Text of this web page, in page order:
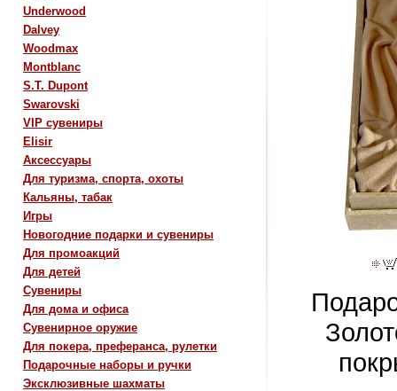
Underwood
Dalvey
Woodmax
Montblanc
S.T. Dupont
Swarovski
VIP сувениры
Elisir
Аксессуары
Для туризма, спорта, охоты
Кальяны, табак
Игры
Новогодние подарки и сувениры
Для промоакций
Для детей
Сувениры
Для дома и офиса
Сувенирное оружие
Для покера, преферанса, рулетки
Подарочные наборы и ручки
Эксклюзивные шахматы